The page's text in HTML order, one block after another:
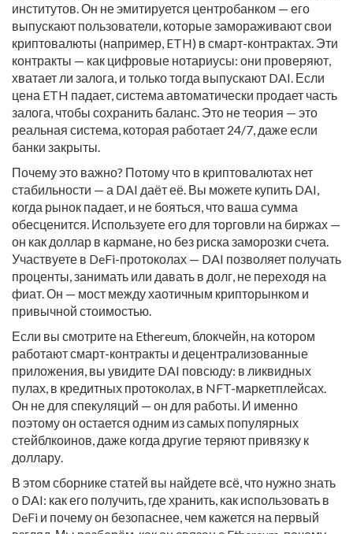
институтов. Он не эмитируется центробанком — его
выпускают пользователи, которые замораживают свои
криптовалюты (например, ETH) в смарт-контрактах. Эти
контракты — как цифровые нотариусы: они проверяют,
хватает ли залога, и только тогда выпускают DAI. Если
цена ETH падает, система автоматически продает часть
залога, чтобы сохранить баланс. Это не теория — это
реальная система, которая работает 24/7, даже если
банки закрыты.
Почему это важно? Потому что в криптовалютах нет
стабильности — а DAI даёт её. Вы можете купить DAI,
когда рынок падает, и не бояться, что ваша сумма
обесценится. Используете его для торговли на биржах —
он как доллар в кармане, но без риска заморозки счета.
Участвуете в DeFi-протоколах — DAI позволяет получать
проценты, занимать или давать в долг, не переходя на
фиат. Он — мост между хаотичным крипторынком и
привычной стоимостью.
Если вы смотрите на Ethereum, блокчейн, на котором
работают смарт-контракты и децентрализованные
приложения, вы увидите DAI повсюду: в ликвидных
пулах, в кредитных протоколах, в NFT-маркетплейсах.
Он не для спекуляций — он для работы. И именно
поэтому он остается одним из самых популярных
стейблкоинов, даже когда другие теряют привязку к
доллару.
В этом сборнике статей вы найдете всё, что нужно знать
о DAI: как его получить, где хранить, как использовать в
DeFi и почему он безопаснее, чем кажется на первый